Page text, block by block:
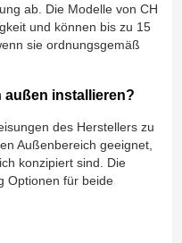
ab. Die Modelle von CH
und können bis zu 15
sie ordnungsgemäß
außen installieren?
des Herstellers zu
Außenbereich geeignet,
konzipiert sind. Die
Optionen für beide